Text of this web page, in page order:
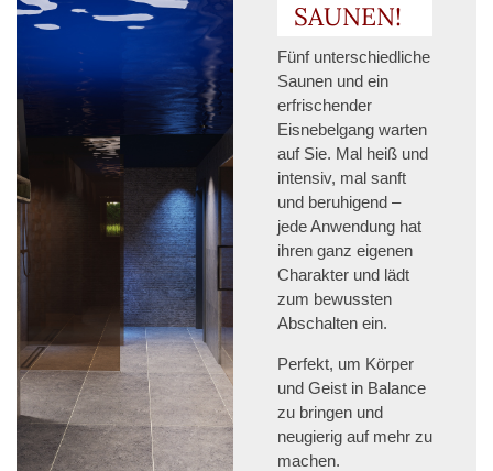
SAUNEN!
Fünf unterschiedliche
Saunen und ein
erfrischender
Eisnebelgang warten
auf Sie. Mal heiß und
intensiv, mal sanft
und beruhigend –
jede Anwendung hat
ihren ganz eigenen
Charakter und lädt
zum bewussten
Abschalten ein.
Perfekt, um Körper
und Geist in Balance
zu bringen und
neugierig auf mehr zu
machen.